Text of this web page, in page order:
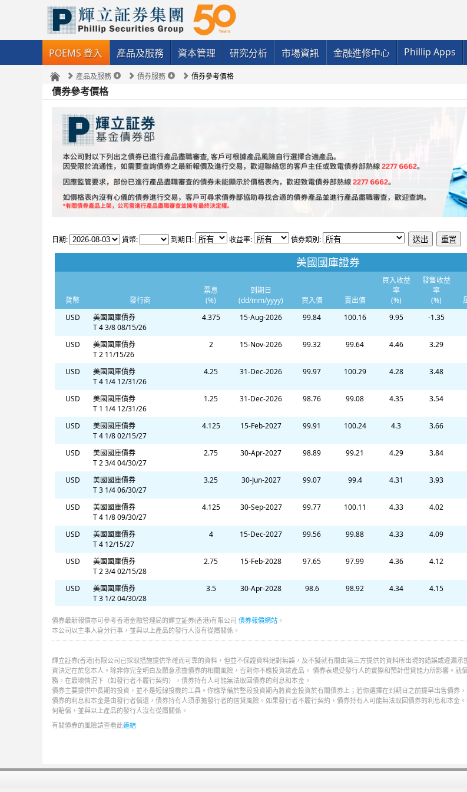
POEMS 登入 產品及服務 資本管理 研究分析 市場資訊 金融進修中心 Phillip Apps
產品及服務 債券服務 債券參考價格
債券參考價格
日期: 貨幣: 到期日: 收益率: 債券類別:
美國國庫證券
貨幣 發行商
票息
(%)
到期日
(dd/mm/yyyy)
買入價 賣出價
買入收益
率
(%)
發售收益
率
(%)
USD
美國國庫債券
T 4 3/8 08/15/26
4.375 15-Aug-2026 99.84 100.16 9.95 -1.35
USD
美國國庫債券
T 2 11/15/26
2 15-Nov-2026 99.32 99.64 4.46 3.29
USD
美國國庫債券
T 4 1/4 12/31/26
4.25 31-Dec-2026 99.97 100.29 4.28 3.48
USD
美國國庫債券
T 1 1/4 12/31/26
1.25 31-Dec-2026 98.76 99.08 4.35 3.54
USD
美國國庫債券
T 4 1/8 02/15/27
4.125 15-Feb-2027 99.91 100.24 4.3 3.66
USD
美國國庫債券
T 2 3/4 04/30/27
2.75 30-Apr-2027 98.89 99.21 4.29 3.84
USD
美國國庫債券
T 3 1/4 06/30/27
3.25 30-Jun-2027 99.07 99.4 4.31 3.93
USD
美國國庫債券
T 4 1/8 09/30/27
4.125 30-Sep-2027 99.77 100.11 4.33 4.02
USD
美國國庫債券
T 4 12/15/27
4 15-Dec-2027 99.56 99.88 4.33 4.09
USD
美國國庫債券
T 2 3/4 02/15/28
2.75 15-Feb-2028 97.65 97.99 4.36 4.12
USD
美國國庫債券
T 3 1/2 04/30/28
3.5 30-Apr-2028 98.6 98.92 4.34 4.15
USD
美國國庫債券
T 3 5/8 05/31/28
3.625 31-May-2028
USD
美國國庫債券
3.875 30-Sep-2029 98.53 98.85 4.38 4.27
USD
美國國庫債券
T 1 3/4 11/15/29
1.75 15-Nov-2029 92.05 92.38 4.38 4.26
USD
美國國庫債券
T 3 1/2 04/30/30
3.5 30-Apr-2030 96.89 97.23 4.41 4.31
USD
美國國庫債券
債券最新報價亦可參考香港金融管理局的輝立証券(香港)有限公司 債券報價網站 。
本公司以主事人身分行事，並與以上產品的發行人沒有從屬關係。
輝立証券(香港)有限公司已採取措施提供準確而可靠的資料，但並不保證資料絕對無誤，及不擬就有關由第三方提供的資料所出現的錯誤或違漏
資決定在於您本人。除非你完全明白及願意承擔債券的相關風險，否則你不應投資該產品。 債券表現受發行人的實際和預計借貸能力所影響。就
務。在最壞情況下（如發行者不履行契約），債券持有人可能無法取回債券的利息和本金。
債券主要提供中長期的投資，並不是短線投機的工具。你應準備於整段投資期內將資金投資於有關債券上；若你選擇在到期日之前提早出售債券
債券的利息和本金是由發行者償還，債券持有人須承擔發行者的信貸風險。如果發行者不履行契約，債券持有人可能無法取回債券的利息和本金
何賠償，並與以上產品的發行人沒有從屬關係。
有關債券的風險請查看此連結